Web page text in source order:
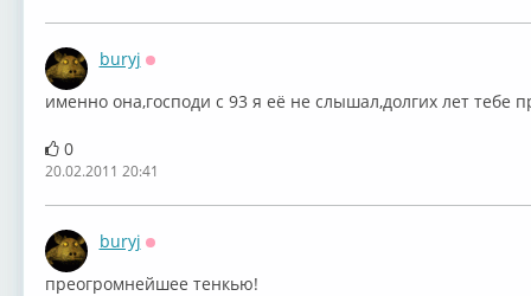
buryj
именно она,господи с 93 я её не слышал,долгих лет тебе
0
20.02.2011 20:41
buryj
преогромнейшее тенкью!